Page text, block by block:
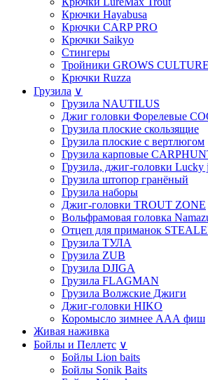
Крючки Hayabusa
Крючки CARP PRO
Крючки Saikyo
Стингеры
Тройники GROWS CULTURE
Крючки Ruzza
Грузила ∨
Грузила NAUTILUS
Джиг головки Форелевые
Грузила плоские скользящие
Грузила плоские с вертлюгом
Грузила карповые
Грузила, джиг-головки Lucky
Грузила штопор гранёный
Грузила наборы
Джиг-головки TROUT ZONE
Вольфрамовая головка
Отцеп для приманок
Грузила ТУЛА
Грузила ZUB
Грузила DJIGA
Грузила FLAGMAN
Грузила Волжские Джиги
Джиг-головки HIKO
Коромысло зимнее ААА фиш
Живая наживка
Бойлы и Пеллетс ∨
Бойлы Lion baits
Бойлы Sonik Baits